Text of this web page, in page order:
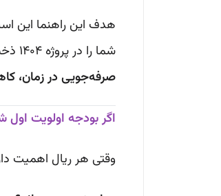
هدف این راهنما این
شما را در پروژه ۱۴۰۴ ذخیره می‌کند. دیگر نیازی به خواندن کاتالوگ‌های چندصد صفحه‌ای نیست؛ اینجا فقط نکاتی است که به دردتان می‌خورد:
صرفه‌جویی در زمان،
اگر بودجه اولویت
وقتی هر ریال اهمیت